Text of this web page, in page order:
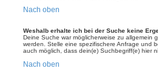
Nach oben
Weshalb erhalte ich bei der Suche keine
Deine Suche war möglicherweise zu allgemein
werden. Stelle eine spezifischere Anfrage und
auch möglich, dass dein(e) Suchbegriff(e) hier
Nach oben